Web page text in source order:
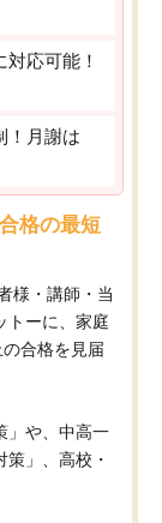
応可能！
！月謝は
格の最短
様・講師・当
トーに、家庭
合格を見届
」や、中高一
」、高校・